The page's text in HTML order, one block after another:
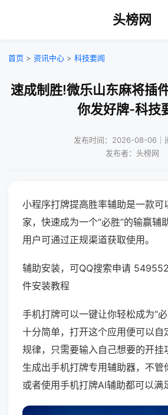
头榜网
首页 > 资讯中心 > 科技要闻
速成制胜!微乐山东麻将插
你发好牌-科技
发布时间：2026-08-06｜
发布者：头榜网
小程序打牌提高胜率辅助是一款可
家，快速成为一个“必胜”的输赢辅
用户可通过正规渠道获取使用。
辅助安装，可QQ搜索申请
件安装教程
手机打牌可以一键让你轻松成为“
十分简单，打开这个应用便可以自
规律，只需要输入自己想要的开挂
生成出手机打牌专用辅助器，不管
或者使用手机打牌AI辅助都可以满